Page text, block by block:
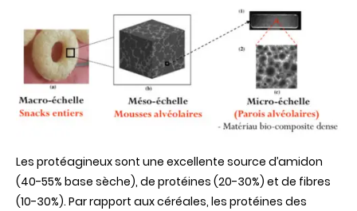
Les protéagineux sont une excellente source d’amidon
(40-55% base sèche), de protéines (20-30%) et de fibres
(10-30%). Par rapport aux céréales, les protéines des